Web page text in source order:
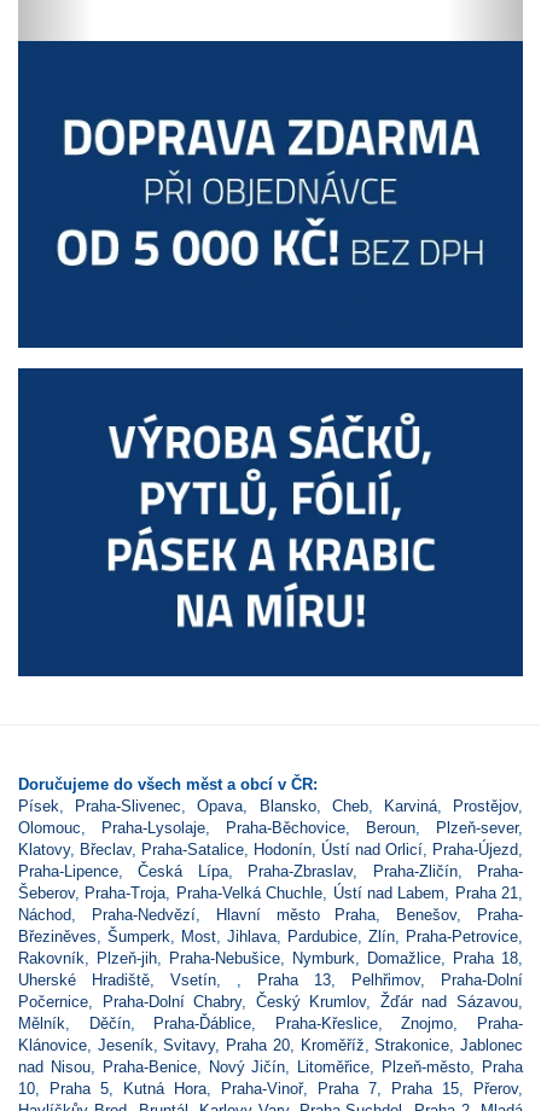
Doručujeme do všech měst a obcí v ČR:
Písek
Praha-Slivenec ,Opava Blansko, Cheb, Karviná, Prostějov,
Olomouc
Praha-Lysolaje Praha-Běchovice Beroun Plzeň-sever,
Klatovy, Břeclav, Praha-Satalice Hodonín Ústí nad Orlicí Praha-Újezd
Praha-Lipence ,Česká Lípa, Praha-Zbraslav, Praha-Zličín,
Praha-
Šeberov, Praha-Troja Praha-Velká Chuchle Ústí nad Labem Praha 21
Náchod
Praha-Nedvězí, Hlavní město Praha Benešov,
Praha-
Březiněves
Šumperk Most Jihlava Pardubice Zlín Praha-Petrovice
Rakovník
Plzeň-jih Praha-Nebušice Nymburk Domažlice Praha 18
Uherské Hradiště
Vsetín Praha 13 Pelhřimov,
Praha-Dolní
Počernice
Praha-Dolní Chabry, Český Krumlov, Žďár nad Sázavou
Mělník
Děčín, Praha-Ďáblice Praha-Křeslice,Znojmo
Praha-
Klánovice Jeseník ,Svitavy, Praha 20, Kroměříž ,Strakonice ,Jablonec
nad Nisou, Praha-Benice, Nový Jičín Litoměřice Plzeň-město
Praha
10
Praha 5 Kutná Hora Praha-Vinoř, Praha 7 Praha 15 Přerov,